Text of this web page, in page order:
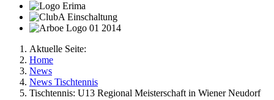
Aktuelle Seite:
Home
News
News Tischtennis
Tischtennis: U13 Regional Meisterschaft in Wiener Neudorf